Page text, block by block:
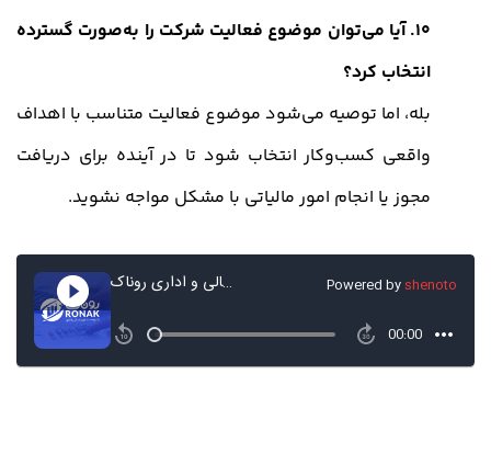
10. آیا می‌توان موضوع فعالیت شرکت را به‌صورت گسترده
انتخاب کرد؟
بله، اما توصیه می‌شود موضوع فعالیت متناسب با اهداف
واقعی کسب‌وکار انتخاب شود تا در آینده برای دریافت
مجوز یا انجام امور مالیاتی با مشکل مواجه نشوید.